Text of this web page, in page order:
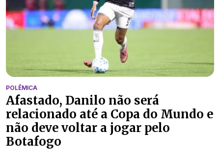
POLÊMICA
Afastado, Danilo não será
relacionado até a Copa do Mundo e
não deve voltar a jogar pelo
Botafogo